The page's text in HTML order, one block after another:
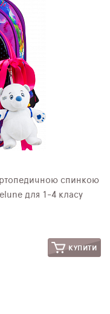
спинкою
для 1-4 класу
КУПИТИ